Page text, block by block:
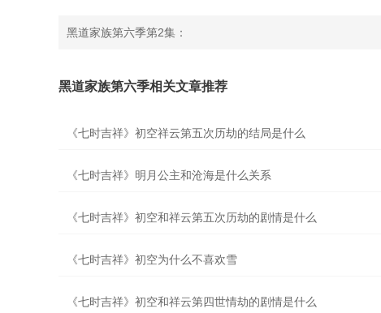
黑道家族第六季第2集：
黑道家族第六季相关文章推荐
《七时吉祥》初空祥云第五次历劫的结局是什么
《七时吉祥》明月公主和沧海是什么关系
《七时吉祥》初空和祥云第五次历劫的剧情是什么
《七时吉祥》初空为什么不喜欢雪
《七时吉祥》初空和祥云第四世情劫的剧情是什么